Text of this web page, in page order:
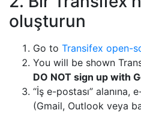
oluşturun
Go to Transifex open-
You will be shown
DO NOT sign up with
“İş e-postası”
(Gmail, Outlook veya